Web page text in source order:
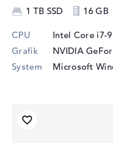
1 TB SSD
16 GB
CPU
Intel Core i7-
Grafik
NVIDIA
System
Microsoft